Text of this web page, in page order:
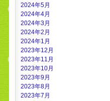
2024年5月
2024年4月
2024年3月
2024年2月
2024年1月
2023年12月
2023年11月
2023年10月
2023年9月
2023年8月
2023年7月